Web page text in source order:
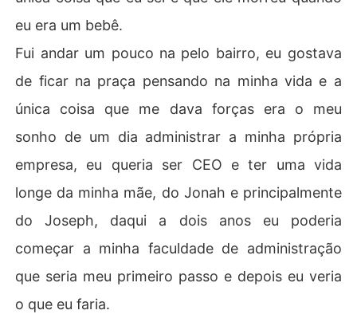
eu era um bebê.
Fui andar um pouco na pelo bairro, eu gostava
de ficar na praça pensando na minha vida e a
única coisa que me dava forças era o meu
sonho de um dia administrar a minha própria
empresa, eu queria ser CEO e ter uma vida
longe da minha mãe, do Jonah e principalmente
do Joseph, daqui a dois anos eu poderia
começar a minha faculdade de administração
que seria meu primeiro passo e depois eu veria
o que eu faria.